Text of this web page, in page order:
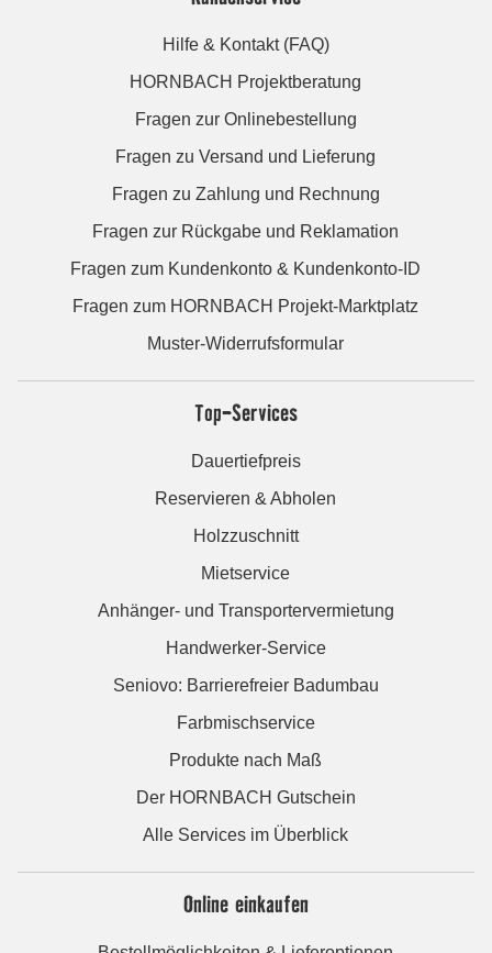
Hilfe & Kontakt (FAQ)
HORNBACH Projektberatung
Fragen zur Onlinebestellung
Fragen zu Versand und Lieferung
Fragen zu Zahlung und Rechnung
Fragen zur Rückgabe und Reklamation
Fragen zum Kundenkonto & Kundenkonto-ID
Fragen zum HORNBACH Projekt-Marktplatz
Muster-Widerrufsformular
Top-Services
Dauertiefpreis
Reservieren & Abholen
Holzzuschnitt
Mietservice
Anhänger- und Transportervermietung
Handwerker-Service
Seniovo: Barrierefreier Badumbau
Farbmischservice
Produkte nach Maß
Der HORNBACH Gutschein
Alle Services im Überblick
Online einkaufen